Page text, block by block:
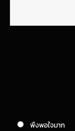
พึงพอใจมาก